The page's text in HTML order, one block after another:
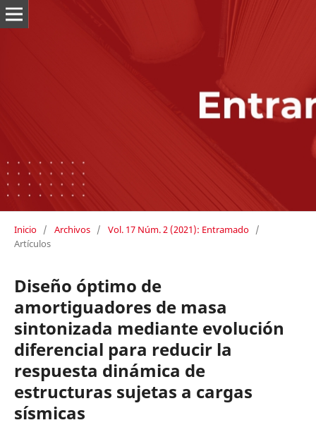
Inicio / Archivos / Vol. 17 Núm. 2 (2021): Entramado /
Artículos
Diseño óptimo de
amortiguadores de masa
sintonizada mediante evolución
diferencial para reducir la
respuesta dinámica de
estructuras sujetas a cargas
sísmicas